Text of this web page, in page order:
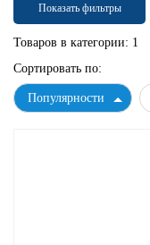
Показать фильтры
Товаров в категории: 1
Сортировать по:
Популярности